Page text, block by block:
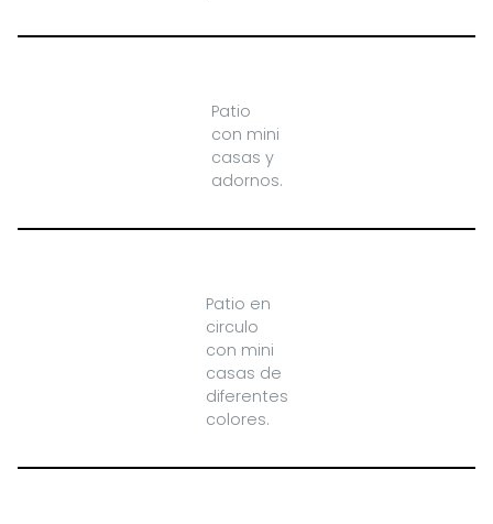
Patio
con mini
casas y
adornos.
Patio en
circulo
con mini
casas de
diferentes
colores.